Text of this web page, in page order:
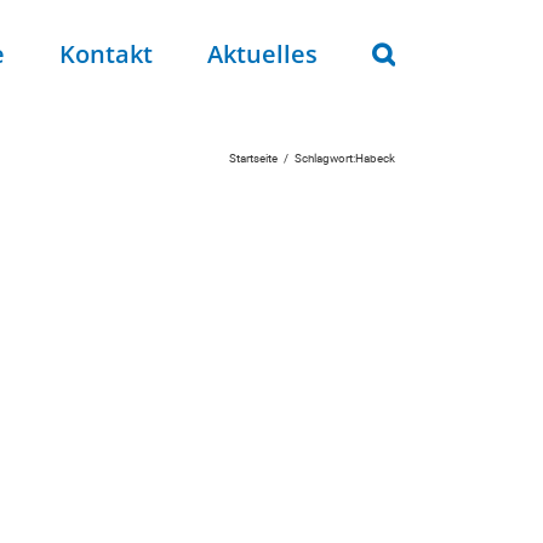
Kontakt Aktuelles
Startseite Schlagwort:Habeck